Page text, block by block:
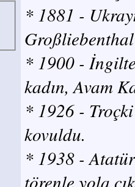
* 1881 -
* 1900 -
kadın, Avam
* 1926 -
kovuldu.
* 1938 -
törenle yola